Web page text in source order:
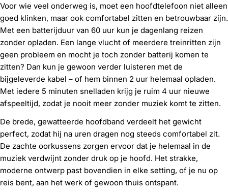
Voor wie veel onderweg is, moet een hoofdtelefoon niet alleen
goed klinken, maar ook comfortabel zitten en betrouwbaar zijn.
Met een batterijduur van 60 uur kun je dagenlang reizen
zonder opladen. Een lange vlucht of meerdere treinritten zijn
geen probleem en mocht je toch zonder batterij komen te
zitten? Dan kun je gewoon verder luisteren met de
bijgeleverde kabel – of hem binnen 2 uur helemaal opladen.
Met iedere 5 minuten snelladen krijg je ruim 4 uur nieuwe
afspeeltijd, zodat je nooit meer zonder muziek komt te zitten.
De brede, gewatteerde hoofdband verdeelt het gewicht
perfect, zodat hij na uren dragen nog steeds comfortabel zit.
De zachte oorkussens zorgen ervoor dat je helemaal in de
muziek verdwijnt zonder druk op je hoofd. Het strakke,
moderne ontwerp past bovendien in elke setting, of je nu op
reis bent, aan het werk of gewoon thuis ontspant.